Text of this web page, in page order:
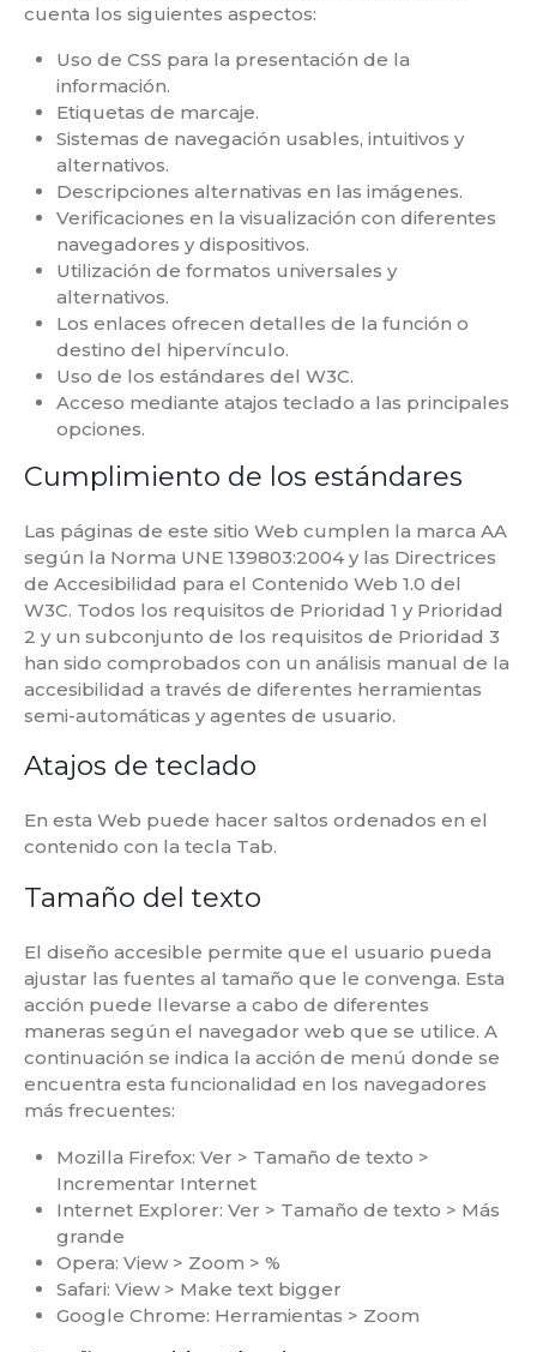
cuenta los siguientes aspectos:
Uso de CSS para la presentación de la
información.
Etiquetas de marcaje.
Sistemas de navegación usables, intuitivos y
alternativos.
Descripciones alternativas en las imágenes.
Verificaciones en la visualización con diferentes
navegadores y dispositivos.
Utilización de formatos universales y
alternativos.
Los enlaces ofrecen detalles de la función o
destino del hipervínculo.
Uso de los estándares del W3C.
Acceso mediante atajos teclado a las principales
opciones.
Cumplimiento de los estándares
Las páginas de este sitio Web cumplen la marca AA
según la Norma UNE 139803:2004 y las Directrices
de Accesibilidad para el Contenido Web 1.0 del
W3C. Todos los requisitos de Prioridad 1 y Prioridad
2 y un subconjunto de los requisitos de Prioridad 3
han sido comprobados con un análisis manual de la
accesibilidad a través de diferentes herramientas
semi-automáticas y agentes de usuario.
Atajos de teclado
En esta Web puede hacer saltos ordenados en el
contenido con la tecla Tab.
Tamaño del texto
El diseño accesible permite que el usuario pueda
ajustar las fuentes al tamaño que le convenga. Esta
acción puede llevarse a cabo de diferentes
maneras según el navegador web que se utilice. A
continuación se indica la acción de menú donde se
encuentra esta funcionalidad en los navegadores
más frecuentes:
Mozilla Firefox: Ver > Tamaño de texto >
Incrementar Internet
Internet Explorer: Ver > Tamaño de texto > Más
grande
Opera: View > Zoom > %
Safari: View > Make text bigger
Google Chrome: Herramientas > Zoom